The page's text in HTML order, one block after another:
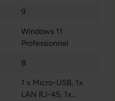
9
Windows 11
Professionnel
8
1 x Micro-USB, 1x
LAN RJ-45, 1x